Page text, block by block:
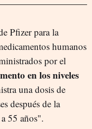
Pfizer para la
humanos
por el
en los niveles
una dosis de
después de la
55 años".